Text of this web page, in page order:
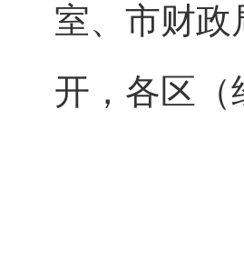
室、市财政
开，各区（